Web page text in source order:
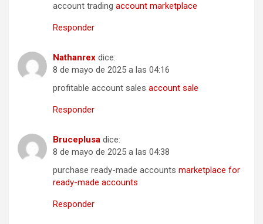
account trading account marketplace
Responder
Nathanrex dice:
8 de mayo de 2025 a las 04:16
profitable account sales account sale
Responder
Bruceplusa dice:
8 de mayo de 2025 a las 04:38
purchase ready-made accounts marketplace for
ready-made accounts
Responder